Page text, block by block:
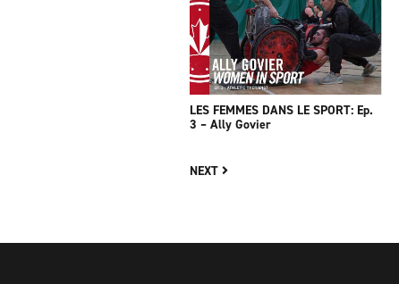
LES FEMMES DANS LE SPORT: Ep.
3 – Ally Govier
NEXT